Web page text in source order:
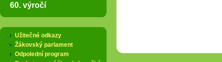
60. výročí
Užitečné odkazy
Žákovský parlament
Odpolední program